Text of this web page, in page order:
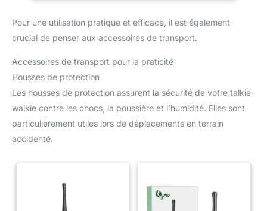
Pour une utilisation pratique et efficace, il est également
crucial de penser aux accessoires de transport.
Accessoires de transport pour la praticité
Housses de protection
Les housses de protection assurent la sécurité de votre talkie-
walkie contre les chocs, la poussière et l’humidité. Elles sont
particulièrement utiles lors de déplacements en terrain
accidenté.